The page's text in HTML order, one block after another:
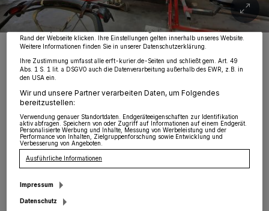
Der „Bläuling“ in der Ansteler Werkstatt.
Foto: Dreßen
E s war eine komplizierte Operation am
Lkw-Oldtimer, den die Ansteler
Werkstatt Poggel nach monatelanger Planung
vollführte. Meister Wolfgang Poggel: „Wir
betreuen den Oldtimer seit vielen Jahren. Nun
Zwecke. Wenn Tracker deaktiviert sind, sind manche Inhalte und Anzeigen
möglicherweise nicht mehr so relevant für Sie. Sie können dieses Menü jederzeit
wieder aufrufen, um Ihre Einstellungen zu ändern oder Ihre Einwilligung zu
widerrufen, indem Sie auf den Link Einstellungen oder Ablehnen am unteren
Rand der Webseite klicken. Ihre Einstellungen gelten innerhalb unseres Website.
Weitere Informationen finden Sie in unserer Datenschutzerklärung.
Ihre Zustimmung umfasst alle erft-kurier.de-Seiten und schließt gem. Art. 49
Abs. 1 S. 1 lit. a DSGVO auch die Datenverarbeitung außerhalb des EWR, z.B. in
den USA ein.
Wir und unsere Partner verarbeiten Daten, um Folgendes
bereitzustellen:
Verwendung genauer Standortdaten. Endgeräteeigenschaften zur Identifikation
aktiv abfragen. Speichern von oder Zugriff auf Informationen auf einem Endgerät.
Personalisierte Werbung und Inhalte, Messung von Werbeleistung und der
Performance von Inhalten, Zielgruppenforschung sowie Entwicklung und
Verbesserung von Angeboten.
Ausführliche Informationen
Impressum
Datenschutz